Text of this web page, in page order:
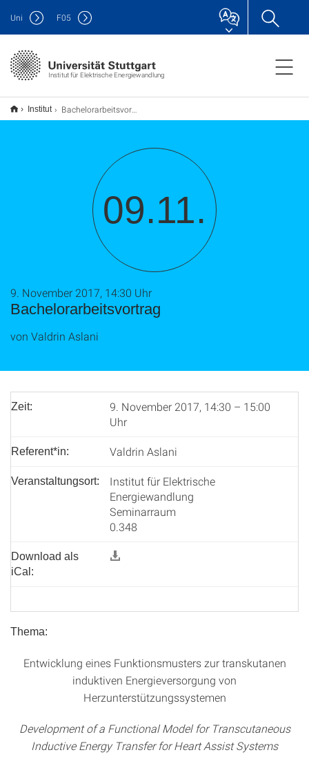
Institut für Elektrische Energiewandlung
Uni F05
Institut Bachelorarbeitsvortrag
09.11.
Bachelorarbeitsvortrag
9. November 2017, 14:30 Uhr
von Valdrin Aslani
Zeit:
9. November 2017, 14:30 – 15:00
Uhr
Referent*in: Valdrin Aslani
Veranstaltungsort:
Institut für Elektrische
Energiewandlung
Seminarraum
0.348
Download als
iCal:
Thema:
Entwicklung eines Funktionsmusters zur transkutanen
induktiven Energieversorgung von
Herzunterstützungssystemen
Development of a Functional Model for Transcutaneous
Inductive Energy Transfer for Heart Assist Systems